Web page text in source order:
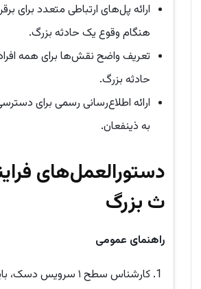
ارائه پل‌های ارتباطی متعدد برای
هنگام وقوع یک حادثه بزرگ.
تعریف واضح نقش‌ها برای همه افراد
حادثه بزرگ.
ارائه اطلاع‌رسانی رسمی برای
به ذینفعان.
دستورالعمل‌های
ث بزرگ
راهنمای عمومی
کارشناس سطح ۱ سرویس